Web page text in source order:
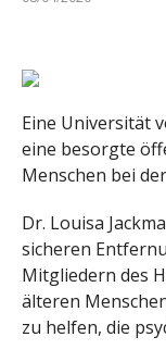
Eine Universität
eine besorgte
Menschen bei
Dr. Louisa
sicheren
Mitgliedern des
älteren
zu helfen, die